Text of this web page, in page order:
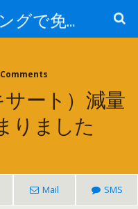
ミュージカルソングで免疫力を高める My Music and Spiritual Therapy
Comments
ート）減量
りました
Mail SMS